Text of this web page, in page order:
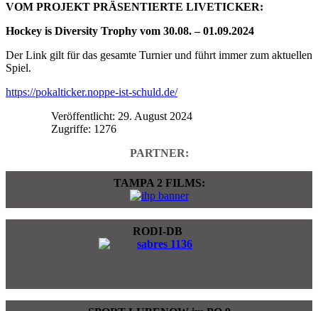
VOM PROJEKT PRÄSENTIERTE LIVETICKER:
Hockey is Diversity Trophy vom 30.08. – 01.09.2024
Der Link gilt für das gesamte Turnier und führt immer zum aktuellen
Spiel.
https://pokalticker.noppe-ist-schuld.de/
Veröffentlicht: 29. August 2024
Zugriffe: 1276
PARTNER:
TAMPA 2 FILMS:
RODI-DB